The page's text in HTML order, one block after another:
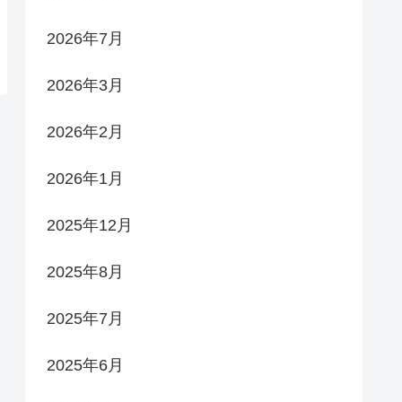
2026年7月
2026年3月
2026年2月
2026年1月
2025年12月
2025年8月
2025年7月
2025年6月